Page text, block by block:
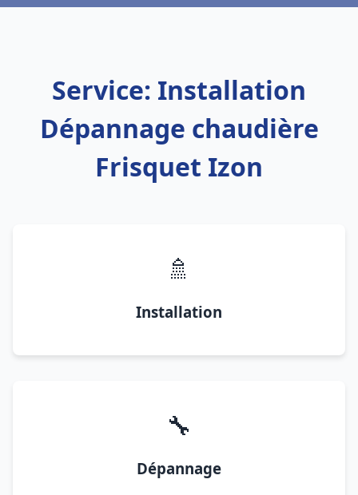
Service: Installation
Dépannage chaudière
Frisquet Izon
🚿
Installation
🔧
Dépannage